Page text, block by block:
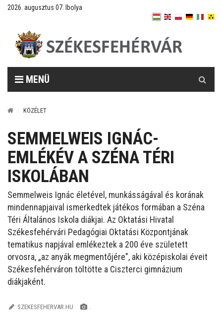
2026. augusztus 07. Ibolya
MENÜ
KÖZÉLET
SEMMELWEIS IGNÁC-
EMLÉKÉV A SZÉNA TÉRI
ISKOLÁBAN
Semmelweis Ignác életével, munkásságával és korának
mindennapjaival ismerkedtek játékos formában a Széna
Téri Általános Iskola diákjai. Az Oktatási Hivatal
Székesfehérvári Pedagógiai Oktatási Központjának
tematikus napjával emlékeztek a 200 éve született
orvosra, „az anyák megmentőjére", aki középiskolai éveit
Székesfehérváron töltötte a Ciszterci gimnázium
diákjaként.
SZEKESFEHERVAR.HU .